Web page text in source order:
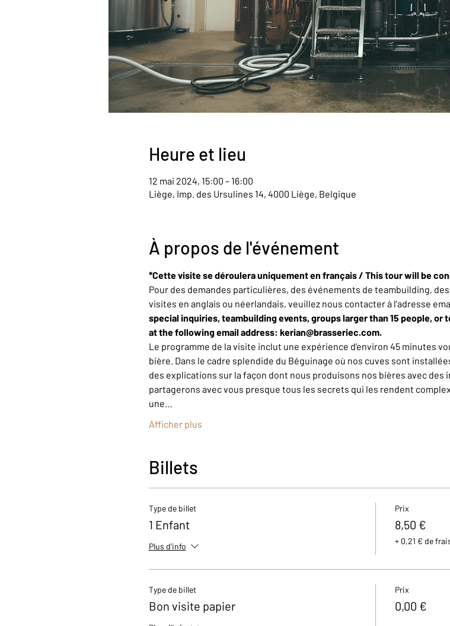
Heure et lieu
12 mai 2024, 15:00 – 16:00
Liège, Imp. des Ursulines 14, 4000 Liège, Belgique
À propos de l'événement
*Cette visite se déroulera uniquement en français / This tour will be
Pour des demandes particulières, des événements de teambuilding,
visites en anglais ou néerlandais, veuillez nous contacter à l’adresse
special inquiries, teambuilding events, groups larger than 15 people, or
at the following email address: kerian@brasseriec.com.
Le programme de la visite inclut une expérience d’environ 45 minutes
bière. Dans le cadre splendide du Béguinage où nos cuves sont
des explications sur la façon dont nous produisons nos bières avec
partagerons avec vous presque tous les secrets qui les rendent
une…
Afficher plus
Billets
Type de billet
1 Enfant
Plus d'info
Prix
8,50 €
+ 0,21 € de
Type de billet
Bon visite papier
Prix
0,00 €